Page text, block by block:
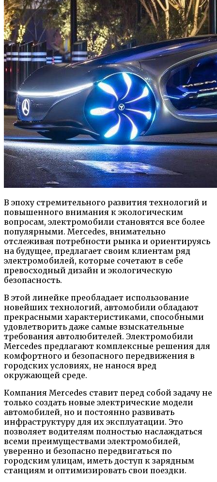
В эпоху стремительного развития технологий и
повышенного внимания к экологическим
вопросам, электромобили становятся все более
популярными. Mercedes, внимательно
отслеживая потребности рынка и ориентируясь
на будущее, предлагает своим клиентам ряд
электромобилей, которые сочетают в себе
превосходный дизайн и экологическую
безопасность.
В этой линейке преобладает использование
новейших технологий, автомобили обладают
прекрасными характеристиками, способными
удовлетворить даже самые взыскательные
требования автолюбителей. Электромобили
Mercedes предлагают комплексные решения для
комфортного и безопасного передвижения в
городских условиях, не нанося вред
окружающей среде.
Компания Mercedes ставит перед собой задачу не
только создать новые электрические модели
автомобилей, но и постоянно развивать
инфраструктуру для их эксплуатации. Это
позволяет водителям полностью наслаждаться
всеми преимуществами электромобилей,
уверенно и безопасно передвигаться по
городским улицам, иметь доступ к зарядным
станциям и оптимизировать свои поездки.